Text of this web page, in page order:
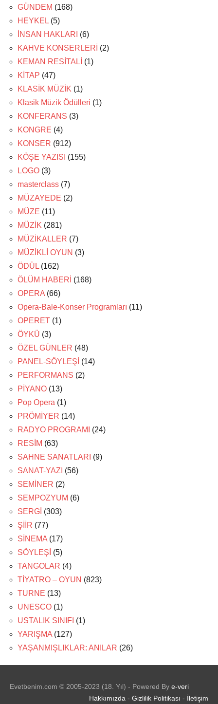
GÜNDEM (168)
HEYKEL (5)
İNSAN HAKLARI (6)
KAHVE KONSERLERİ (2)
KEMAN RESİTALİ (1)
KİTAP (47)
KLASİK MÜZİK (1)
Klasik Müzik Ödülleri (1)
KONFERANS (3)
KONGRE (4)
KONSER (912)
KÖŞE YAZISI (155)
LOGO (3)
masterclass (7)
MÜZAYEDE (2)
MÜZE (11)
MÜZİK (281)
MÜZİKALLER (7)
MÜZİKLİ OYUN (3)
ÖDÜL (162)
ÖLÜM HABERİ (168)
OPERA (66)
Opera-Bale-Konser Programları (11)
OPERET (1)
ÖYKÜ (3)
ÖZEL GÜNLER (48)
PANEL-SÖYLEŞİ (14)
PERFORMANS (2)
PİYANO (13)
Pop Opera (1)
PRÖMİYER (14)
RADYO PROGRAMI
(24)
RESİM (63)
SAHNE SANATLARI (9)
SANAT-YAZI (56)
SEMİNER (2)
SEMPOZYUM (6)
SERGİ (303)
ŞİİR (77)
SİNEMA (17)
SÖYLEŞİ (5)
TANGOLAR (4)
TİYATRO – OYUN (823)
TURNE (13)
UNESCO (1)
USTALIK SINIFI (1)
YARIŞMA (127)
YAŞANMIŞLIKLAR: ANILAR (26)
Evetbenim.com © 2005-2023 (18. Yıl) - Powered By e-veri
Hakkımızda - Gizlilik Politikası - İletişim